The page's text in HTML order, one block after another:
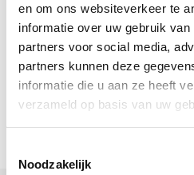
en om ons websiteverkeer te
informatie over uw gebruik
partners voor social media,
partners kunnen deze
informatie die u aan ze heeft
verzameld op basis van uw
Noodzakelijk
Terug naar Merken|Merken Wecoline &
Geen producten gevonden!...